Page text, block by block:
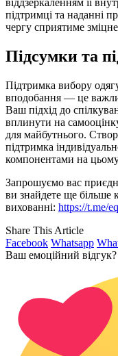
підтримці та наданні
чергу сприятиме
Підсумки та
Підтримка вибору
вподобання — це
Ваш підхід до
вплинути на
для майбутнього.
підтримка
компонентами на
Запрошуємо вас
ви знайдете ще більше
вихованні: https://t.me/
Share This Article
Facebook Whatsapp
Ваш емоційний відгук?